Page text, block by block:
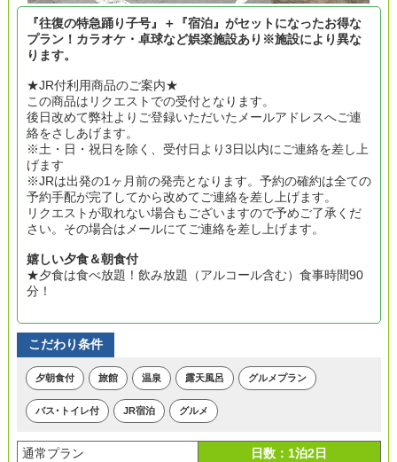
『往復の特急踊り子号』＋『宿泊』がセットになったお得な
プラン！カラオケ・卓球など娯楽施設あり※施設により異な
ります。
★JR付利用商品のご案内★
この商品はリクエストでの受付となります。
後日改めて弊社よりご登録いただいたメールアドレスへご連
絡をさしあげます。
※土・日・祝日を除く、受付日より3日以内にご連絡を差し上
げます
※JRは出発の1ヶ月前の発売となります。予約の確約は全ての
予約手配が完了してから改めてご連絡を差し上げます。
リクエストが取れない場合もございますので予めご了承くだ
さい。その場合はメールにてご連絡を差し上げます。
嬉しい夕食＆朝食付
★夕食は食べ放題！飲み放題（アルコール含む）食事時間90
分！
こだわり条件
夕朝食付 旅館 温泉 露天風呂 グルメプラン
バス･トイレ付 JR宿泊 グルメ
通常プラン
日数：1泊2日